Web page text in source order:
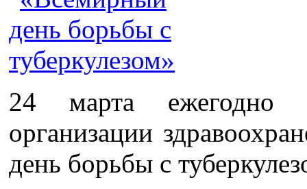
24 марта ежегодно
организации
день борьбы с